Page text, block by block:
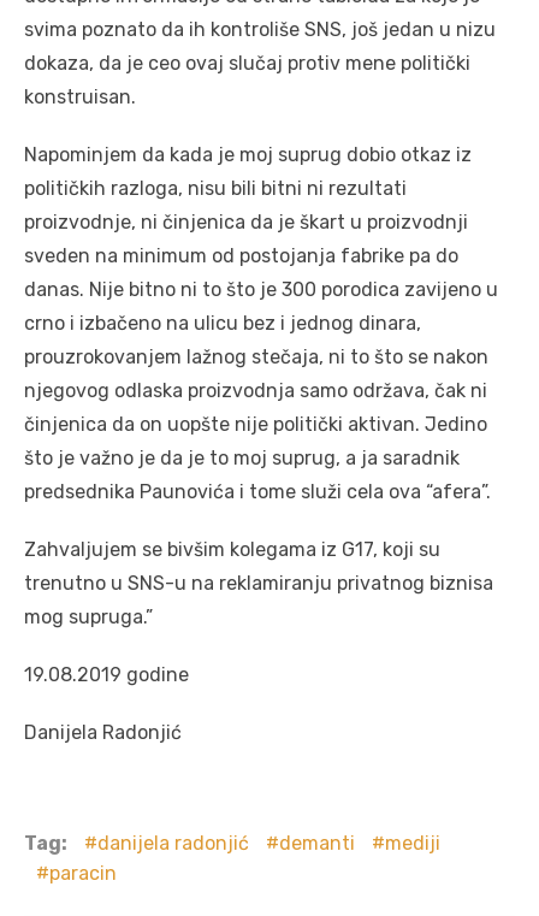
svima poznato da ih kontroliše SNS, još jedan u nizu
dokaza, da je ceo ovaj slučaj protiv mene politički
konstruisan.
Napominjem da kada je moj suprug dobio otkaz iz
političkih razloga, nisu bili bitni ni rezultati
proizvodnje, ni činjenica da je škart u proizvodnji
sveden na minimum od postojanja fabrike pa do
danas. Nije bitno ni to što je 300 porodica zavijeno u
crno i izbačeno na ulicu bez i jednog dinara,
prouzrokovanjem lažnog stečaja, ni to što se nakon
njegovog odlaska proizvodnja samo održava, čak ni
činjenica da on uopšte nije politički aktivan. Jedino
što je važno je da je to moj suprug, a ja saradnik
predsednika Paunovića i tome služi cela ova “afera”.
Zahvaljujem se bivšim kolegama iz G17, koji su
trenutno u SNS-u na reklamiranju privatnog biznisa
mog supruga.”
19.08.2019 godine
Danijela Radonjić
Tag: danijela radonjić demanti
mediji
paracin